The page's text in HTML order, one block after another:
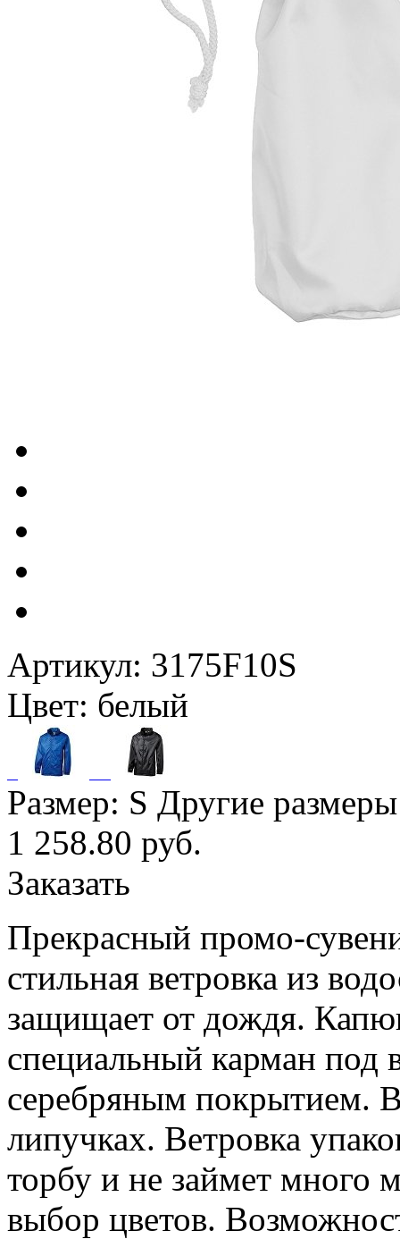
Артикул: 3175F10S
Цвет: белый
Размер: S Другие
1 258.80 руб.
Заказать
Прекрасный промо-
стильная ветровка из
защищает от дождя.
специальный карман под
серебряным покрытием.
липучках. Ветровка
торбу и не займет много
выбор цветов.